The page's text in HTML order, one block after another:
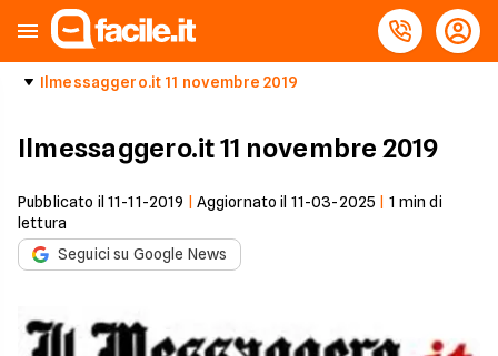
Ilmessaggero.it 11 novembre 2019
Ilmessaggero.it 11 novembre 2019
Pubblicato il 11-11-2019 Aggiornato il 11-03-2025 1 min di
lettura
Seguici su Google News